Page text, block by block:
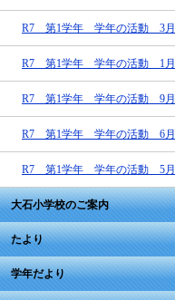
R7 第1学年 学年の活動 3月
R7 第1学年 学年の活動 1月
R7 第1学年 学年の活動 9月
R7 第1学年 学年の活動 6月
R7 第1学年 学年の活動 5月
大石小学校のご案内
たより
学年だより